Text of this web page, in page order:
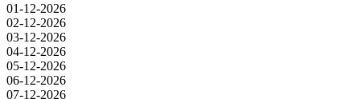
01-12-2026
02-12-2026
03-12-2026
04-12-2026
05-12-2026
06-12-2026
07-12-2026